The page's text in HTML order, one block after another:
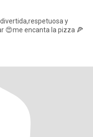
y
encanta la pizza 🍕